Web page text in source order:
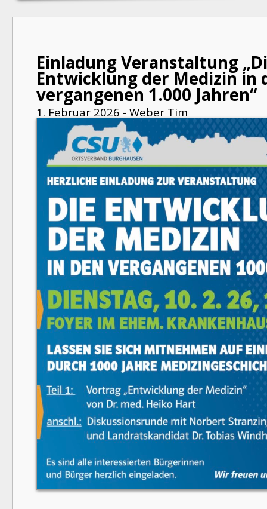
Einladung Veranstaltung
Entwicklung der Medizin in
vergangenen 1.000 Jahren“
1. Februar 2026 - Weber Tim